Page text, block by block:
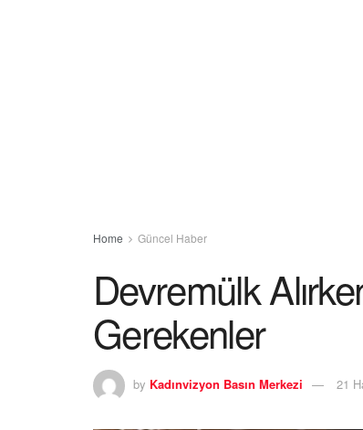
Home Güncel Haber
Devremülk
Gerekenler
by Kadınvizyon Basın Merkezi 21